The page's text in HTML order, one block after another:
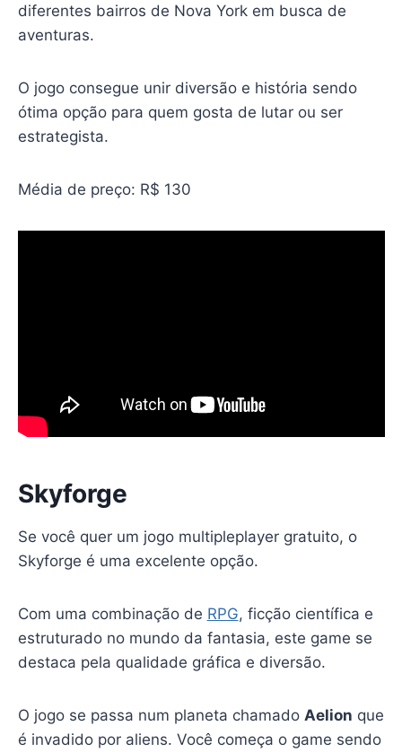
diferentes bairros de Nova York em busca de
aventuras.
O jogo consegue unir diversão e história sendo
ótima opção para quem gosta de lutar ou ser
estrategista.
Média de preço: R$ 130
Skyforge
Se você quer um jogo multipleplayer gratuito, o
Skyforge é uma excelente opção.
Com uma combinação de RPG, ficção científica e
estruturado no mundo da fantasia, este game se
destaca pela qualidade gráfica e diversão.
O jogo se passa num planeta chamado Aelion que
é invadido por aliens. Você começa o game sendo